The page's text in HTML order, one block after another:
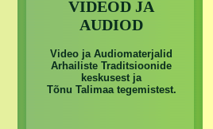
VIDEOD JA
AUDIOD
Video ja Audiomaterjalid
Arhailiste Traditsioonide
keskusest ja
Tõnu Talimaa tegemistest.